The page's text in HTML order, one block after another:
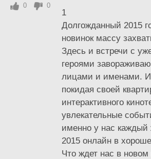
1
Долгожданный 2015
новинок массу
Здесь и встречи с
героями
лицами и именами. И
покидая своей
интерактивного
увлекательные
именно у нас
2015 онлайн в
Что ждет нас в
0 0